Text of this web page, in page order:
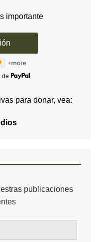
importante
de
para donar, vea:
publicaciones